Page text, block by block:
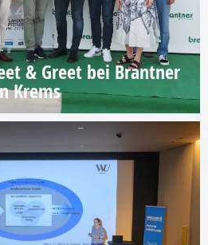
& Greet bei Brantner
Krems